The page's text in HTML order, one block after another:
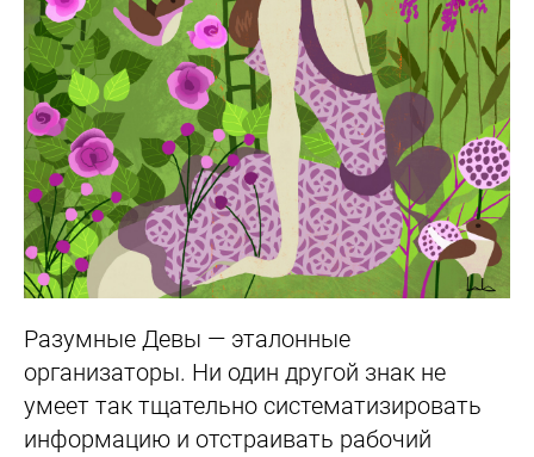
Разумные Девы — эталонные
организаторы. Ни один другой знак не
умеет так тщательно систематизировать
информацию и отстраивать рабочий